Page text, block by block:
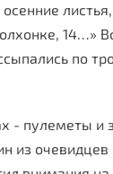
14…»
по
- пулеметы и
из очевидцев